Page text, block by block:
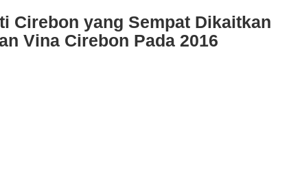
Cirebon yang Sempat Dikaitkan
Vina Cirebon Pada 2016